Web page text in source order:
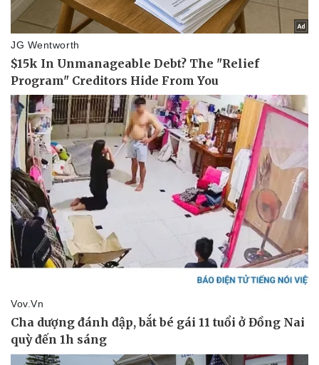
Kinh tế
Bất động sản
Khởi nghiệp
Thị trường
Giá vàng
Tiêu dùng
Tỷ giá
Chứng khoán
Giá cà phê